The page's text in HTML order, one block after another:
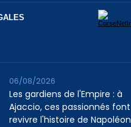
Les gardiens de l'Empire : à
Ajaccio, ces passionnés font
revivre l'histoire de Napoléon
06/08/2026